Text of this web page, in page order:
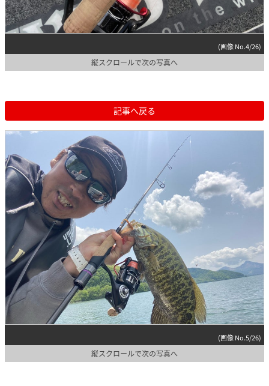
(画像 No.4/26)
縦スクロールで次の写真へ
記事へ戻る
(画像 No.5/26)
縦スクロールで次の写真へ